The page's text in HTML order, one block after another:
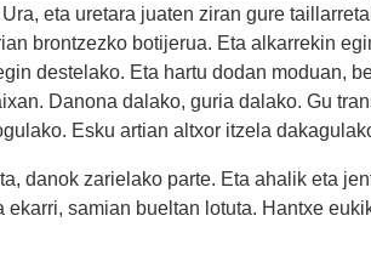
eta uretara juaten ziran gure
brontzezko botijerua. Eta alkarrekin
destelako. Eta hartu dodan moduan,
Danona dalako, guria dalako. Gu
Esku artian altxor itzela
danok zarielako parte. Eta ahalik eta
ekarri, samian bueltan lotuta. Hantxe